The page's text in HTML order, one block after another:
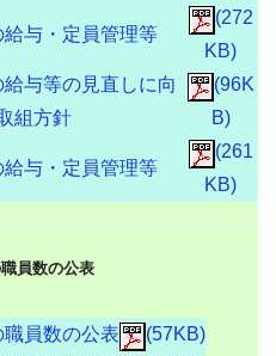
与・定員管理等
(272
KB)
与等の見直しに向
組方針
(96K
B)
与・定員管理等
(261
KB)
員数の公表
員数の公表
(57KB)